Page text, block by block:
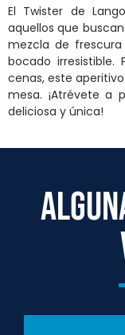
El Twister de
aquellos que
mezcla de
bocado irresistible.
cenas, este
mesa. ¡Atrévete a
deliciosa y única!